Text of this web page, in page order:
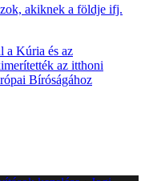
akiknek a földje ifj.
a Kúria és az
az itthoni
Bíróságához